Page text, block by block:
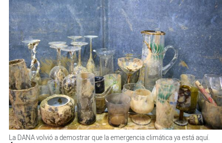
La DANA volvió a demostrar que la emergencia climática ya está aquí.